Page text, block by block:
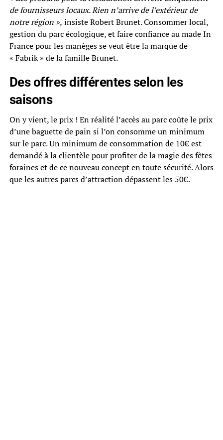
de fournisseurs locaux. Rien n’arrive de l’extérieur de
notre région », insiste Robert Brunet. Consommer local,
gestion du parc écologique, et faire confiance au made In
France pour les manèges se veut être la marque de
« Fabrik » de la famille Brunet.
Des offres différentes selon les
saisons
On y vient, le prix ! En réalité l’accès au parc coûte le prix
d’une baguette de pain si l’on consomme un minimum
sur le parc. Un minimum de consommation de 10€ est
demandé à la clientèle pour profiter de la magie des fêtes
foraines et de ce nouveau concept en toute sécurité. Alors
que les autres parcs d’attraction dépassent les 50€.